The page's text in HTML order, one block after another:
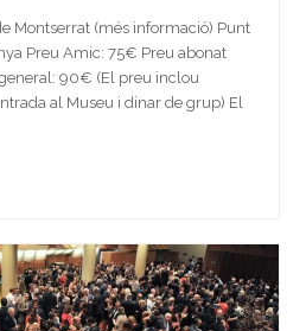
Montserrat (més informació) Punt
Preu Amic: 75€ Preu abonat
90€ (El preu inclou
al Museu i dinar de grup) El